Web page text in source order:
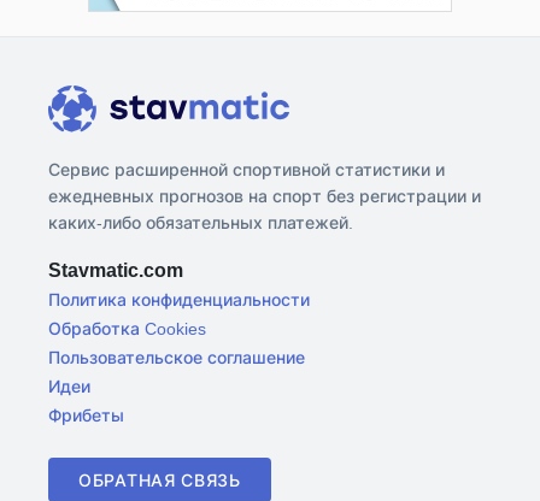
Сервис расширенной спортивной статистики и
ежедневных прогнозов на спорт без регистрации и
каких-либо обязательных платежей.
Stavmatic.com
Политика конфиденциальности
Обработка Cookies
Пользовательское соглашение
Идеи
Фрибеты
ОБРАТНАЯ СВЯЗЬ